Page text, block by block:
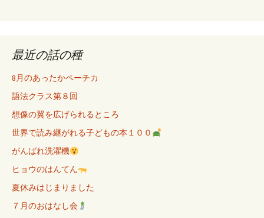
最近の話の種
8月のあったかペーチカ
語法クラス第８回
想像の翼を広げられるところ
世界で読み継がれる子どもの本１００
がんばれ洗濯機
ヒョウのはんてん
夏休みはじまりました
７月のおはなし会